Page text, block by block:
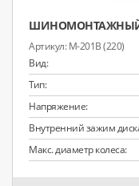
ШИНОМОНТАЖНЫЙ
M-201B (220)
Вид:
Тип:
Напряжение:
Внутренний зажим
Макс. диаметр колеса: